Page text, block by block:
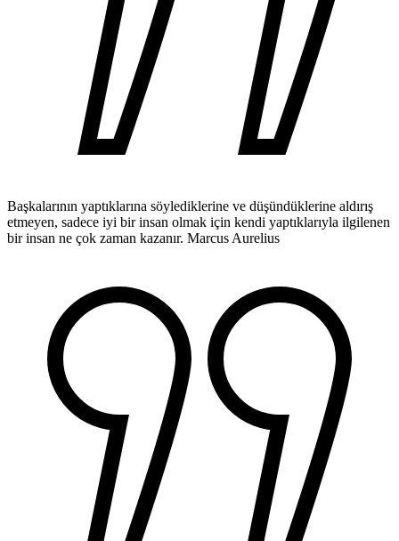
Başkalarının yaptıklarına söylediklerine ve düşündüklerine aldırış
etmeyen, sadece iyi bir insan olmak için kendi yaptıklarıyla ilgilenen
bir insan ne çok zaman kazanır. Marcus Aurelius